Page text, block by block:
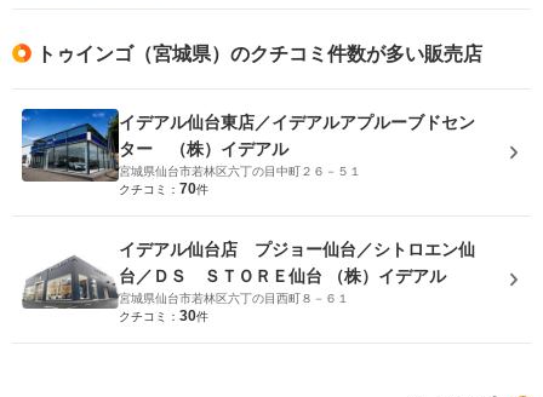
トゥインゴ（宮城県）のクチコミ件数が多い販売店
イデアル仙台東店／イデアルアプルーブドセン
ター （株）イデアル
宮城県仙台市若林区六丁の目中町２６－５１
クチコミ： 70件
イデアル仙台店 プジョー仙台／シトロエン仙
台／ＤＳ ＳＴＯＲＥ仙台 （株）イデアル
宮城県仙台市若林区六丁の目西町８－６１
クチコミ： 30件